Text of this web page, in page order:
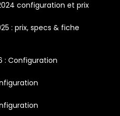
configuration et prix
: prix, specs & fiche
: Configuration